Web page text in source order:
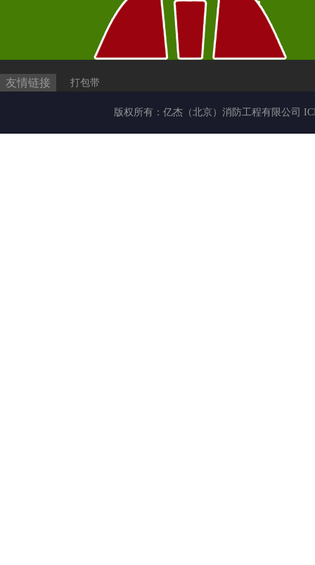
友情链接 打包带
版权所有： 亿杰（北京）消防工程有限公司